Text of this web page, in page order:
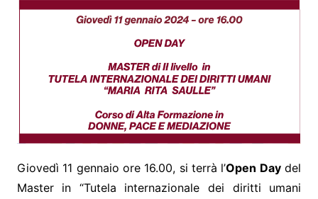
Giovedì 11 gennaio ore 16.00, si terrà l’Open Daydel
Master in “Tutela internazionale dei diritti umani